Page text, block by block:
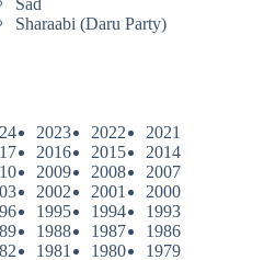
Sad
Sharaabi (Daru Party)
2023 2022
2021
2016 2015
2014
2009 2008
2007
2002 2001
2000
1995 1994
1993
1988 1987
1986
1981 1980
1979